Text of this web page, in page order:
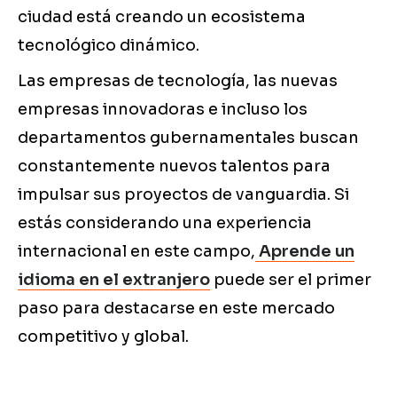
ciudad está creando un ecosistema
tecnológico dinámico.
Las empresas de tecnología, las nuevas
empresas innovadoras e incluso los
departamentos gubernamentales buscan
constantemente nuevos talentos para
impulsar sus proyectos de vanguardia. Si
estás considerando una experiencia
internacional en este campo, Aprende un
idioma en el extranjero puede ser el primer
paso para destacarse en este mercado
competitivo y global.